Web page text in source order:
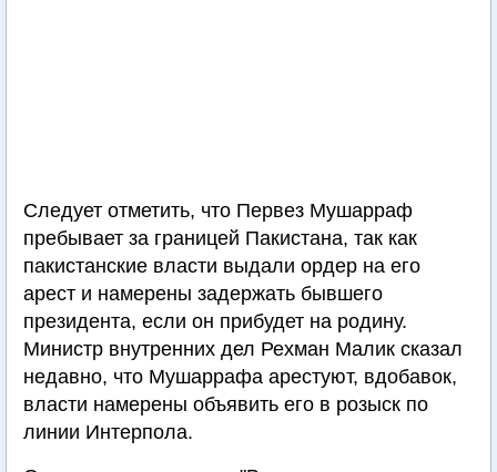
Следует отметить, что Первез Мушарраф
пребывает за границей Пакистана, так как
пакистанские власти выдали ордер на его
арест и намерены задержать бывшего
президента, если он прибудет на родину.
Министр внутренних дел Рехман Малик сказал
недавно, что Мушаррафа арестуют, вдобавок,
власти намерены объявить его в розыск по
линии Интерпола.